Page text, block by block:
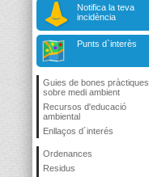
Notifica la teva
incidència
Punts d`interès
Guies de bones pràctiques
sobre medi ambient
Recursos d'educació
ambiental
Enllaços d´interés
Ordenances
Residus